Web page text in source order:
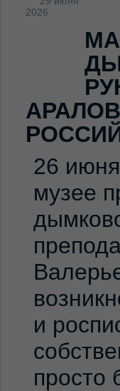
2026
26
музее
и
просто